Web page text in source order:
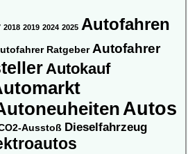
2018 2019 2024 2025 Autofahren
Ratgeber Autofahrer
Autokauf
Autos
Ausstoß Dieselfahrzeug